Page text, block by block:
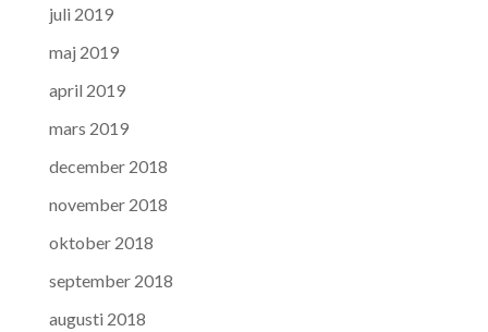
juli 2019
maj 2019
april 2019
mars 2019
december 2018
november 2018
oktober 2018
september 2018
augusti 2018